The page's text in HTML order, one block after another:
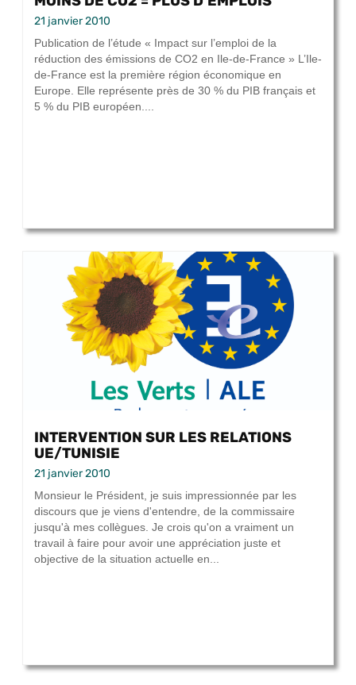
21 janvier 2010
Publication de l’étude « Impact sur l’emploi de la
réduction des émissions de CO2 en Ile-de-France » L’Ile-
de-France est la première région économique en
Europe. Elle représente près de 30 % du PIB français et
5 % du PIB européen....
INTERVENTION SUR LES RELATIONS
UE/TUNISIE
21 janvier 2010
Monsieur le Président, je suis impressionnée par les
discours que je viens d'entendre, de la commissaire
jusqu'à mes collègues. Je crois qu'on a vraiment un
travail à faire pour avoir une appréciation juste et
objective de la situation actuelle en...